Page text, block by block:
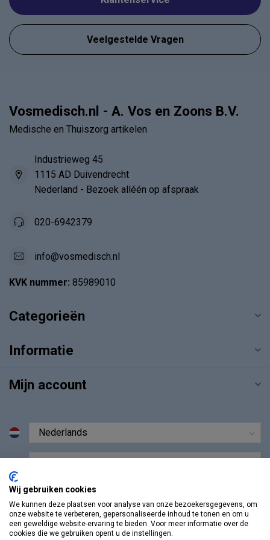
Veelgestelde Vragen
Vosmedisch.nl - A. Vos en Zoons B.V.
Medische en Thuiszorg artikelen
Industrieweg 45
1115 AD Duivendrecht
Nederland - Bezoek alléén op afspraak
020-6942379
info@vosmedisch.nl
KVK nummer: 85989010
Categorieën
Informatie
Mijn account
Wij gebruiken cookies
We kunnen deze plaatsen voor analyse van onze bezoekersgegevens, om
onze website te verbeteren, gepersonaliseerde inhoud te tonen en om u
een geweldige website-ervaring te bieden. Voor meer informatie over de
cookies die we gebruiken opent u de instellingen.